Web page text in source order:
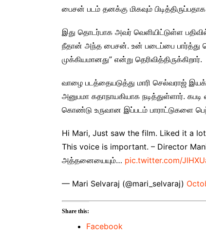
பைசன் படம் தனக்கு மிகவும்
இது தொடர்பாக அவர் வெளியிட்டுள்ள
நீதான் அந்த பைசன். உன் படைப்பை பார்த்து
முக்கியமானது” என்று தெரிவித்திருக்கிறார்.
வாழை படத்தையடுத்து மாரி செல்வராஜ்
அனுபமா கதாநாயகியாக நடித்துள்ளார்.
கொண்டு உருவான இப்படம் பாராட்டுகளை
Hi Mari, Just saw the film. Liked it a
This voice is important. – Director Mani
அத்தனையையும்… pic.twitter.com/
— Mari Selvaraj (@mari_selvaraj)
Share this:
Facebook